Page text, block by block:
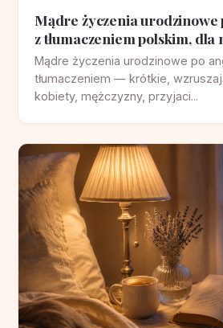
Mądre życzenia
z tłumaczeniem polskim,
Mądre życzenia urodzinowe po
tłumaczeniem — krótkie,
kobiety, mężczyzny, przyjaci...